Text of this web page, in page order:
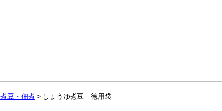
煮豆・佃煮 しょうゆ煮豆 徳用袋